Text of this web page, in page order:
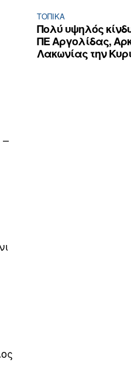
–
ΤΟΠΙΚΑ
Πολύ υψηλός
ΠΕ Αργολίδας,
Λακωνίας την